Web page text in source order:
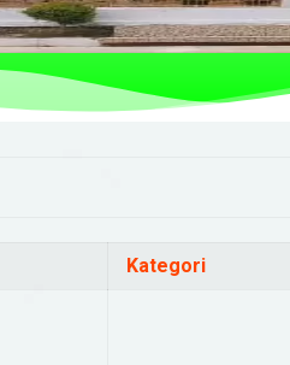
Kategori